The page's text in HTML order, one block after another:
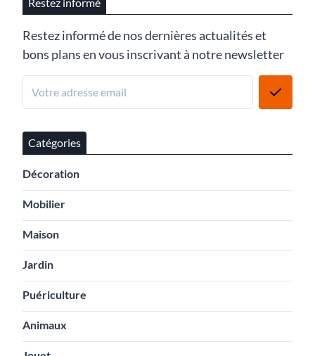
Restez informé de nos dernières actualités et
bons plans en vous inscrivant à notre newsletter
Catégories
Décoration
Mobilier
Maison
Jardin
Puériculture
Animaux